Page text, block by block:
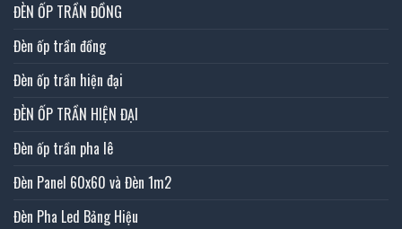
ĐÈN ỐP TRẦN ĐỒNG
Đèn ốp trần đồng
Đèn ốp trần hiện đại
ĐÈN ỐP TRẦN HIỆN ĐẠI
Đèn ốp trần pha lê
Đèn Panel 60x60 và Đèn 1m2
Đèn Pha Led Bảng Hiệu